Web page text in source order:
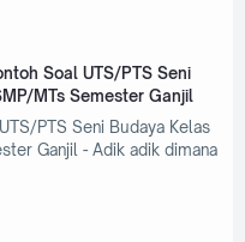
Soal UTS/PTS Seni
MTs Semester Ganjil
PTS Seni Budaya Kelas
Ganjil - Adik adik dimana